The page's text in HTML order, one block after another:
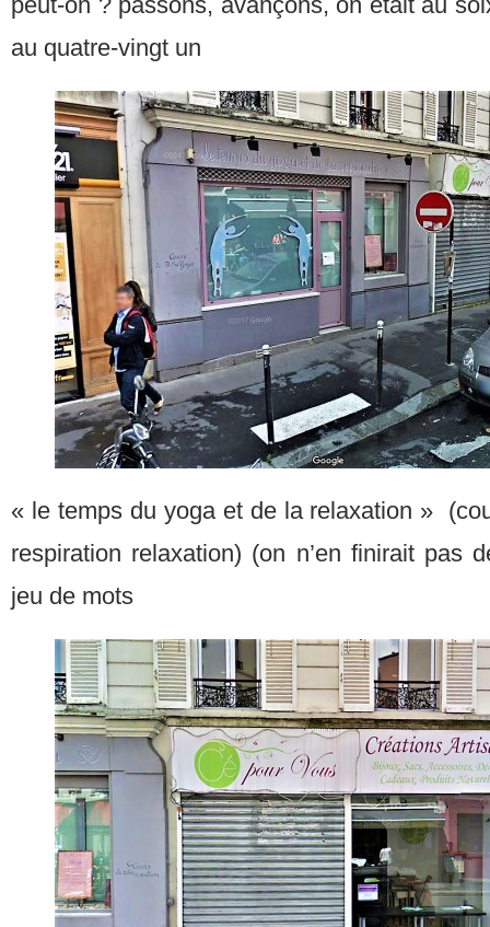
au quatre-vingt un
« le temps du yoga et de la relaxation »
respiration relaxation) (on n’en finirait pas
jeu de mots